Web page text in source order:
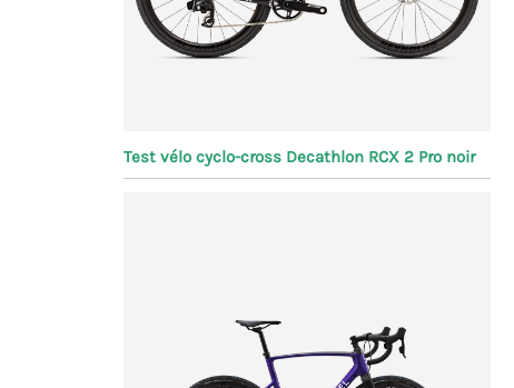
Test vélo cyclo-cross Decathlon RCX 2 Pro noir